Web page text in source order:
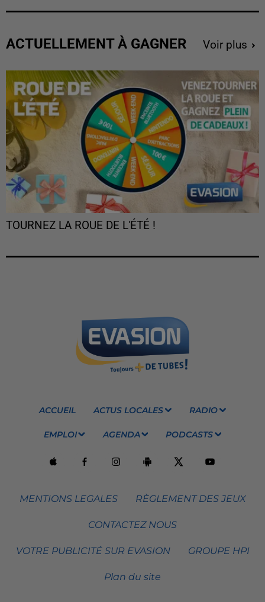
ACTUELLEMENT À GAGNER Voir plus
TOURNEZ LA ROUE DE L'ÉTÉ !
ACCUEIL ACTUS LOCALES RADIO
EMPLOI AGENDA PODCASTS
MENTIONS LEGALES RÈGLEMENT DES JEUX
CONTACTEZ NOUS
VOTRE PUBLICITÉ SUR EVASION GROUPE HPI
Plan du site